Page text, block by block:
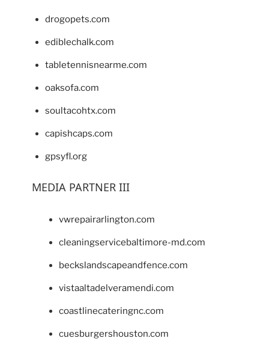
drogopets.com
ediblechalk.com
tabletennisnearme.com
oaksofa.com
soultacohtx.com
capishcaps.com
gpsyfl.org
MEDIA PARTNER III
vwrepairarlington.com
cleaningservicebaltimore-md.com
beckslandscapeandfence.com
vistaaltadelveramendi.com
coastlinecateringnc.com
cuesburgershouston.com